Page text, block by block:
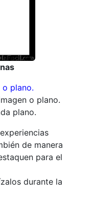
plano.
o plano.
plano.
de manera
para el
durante la